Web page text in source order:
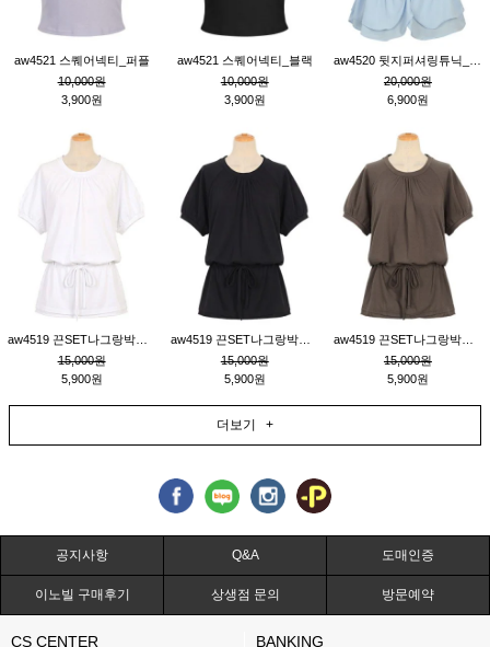
aw4521 스퀘어넥티_퍼플
10,000원
3,900원
aw4521 스퀘어넥티_블랙
10,000원
3,900원
20,000원
6,900원
15,000원
5,900원
15,000원
5,900원
15,000원
5,900원
더보기 +
공지사항 Q&A 도매인증
이노빌 구매후기 상생점 문의 방문예약
CS CENTER BANKING